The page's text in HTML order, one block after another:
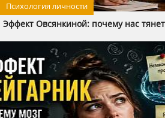
Психология личности
Эффект Овсянкиной: почему нас